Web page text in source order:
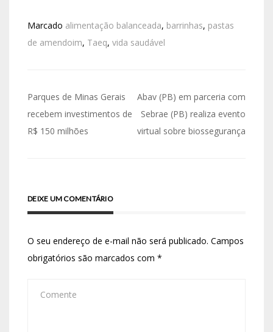
Marcado alimentação balanceada, barrinhas, pastas
de amendoim, Taeq, vida saudável
Parques de Minas Gerais
recebem investimentos de
R$ 150 milhões
Abav (PB) em parceria com
Sebrae (PB) realiza evento
virtual sobre biossegurança
DEIXE UM COMENTÁRIO
O seu endereço de e-mail não será publicado. Campos
obrigatórios são marcados com *